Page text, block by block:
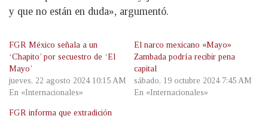
y que no están en duda», argumentó.
FGR México señala a un
‘Chapito’ por secuestro de ‘El
Mayo’
jueves, 22 agosto 2024 10:15 AM
En «Internacionales»
El narco mexicano «Mayo»
Zambada podría recibir pena
capital
sábado, 19 octubre 2024 7:45 AM
En «Internacionales»
FGR informa que extradición